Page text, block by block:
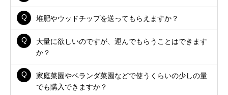
堆肥やウッドチップを送ってもらえますか？
大量に欲しいのですが、運んでもらうことはできます
か？
家庭菜園やベランダ菜園などで使うくらいの少しの量
でも購入できますか？